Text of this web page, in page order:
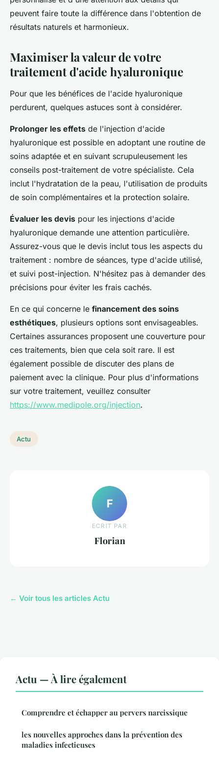
peuvent faire toute la différence dans l'obtention de
résultats naturels et harmonieux.
Maximiser la valeur de votre
traitement d'acide hyaluronique
Pour que les bénéfices de l'acide hyaluronique
perdurent, quelques astuces sont à considérer.
Prolonger les effets de l'injection d'acide
hyaluronique est possible en adoptant une routine de
soins adaptée et en suivant scrupuleusement les
conseils post-traitement de votre spécialiste. Cela
inclut l'hydratation de la peau, l'utilisation de produits
de soin complémentaires et la protection solaire.
Évaluer les devis pour les injections d'acide
hyaluronique demande une attention particulière.
Assurez-vous que le devis inclut tous les aspects du
traitement : nombre de séances, type d'acide utilisé,
et suivi post-injection. N'hésitez pas à demander des
précisions pour éviter les frais cachés.
En ce qui concerne le financement des soins
esthétiques, plusieurs options sont envisageables.
Certaines assurances proposent une couverture pour
ces traitements, bien que cela soit rare. Il est
également possible de discuter des plans de
paiement avec la clinique. Pour plus d'informations
sur votre traitement, veuillez consulter
https://www.medipole.org/injection.
Actu
F
ECRIT PAR
Florian
← Voir tous les articles Actu
Actu — À lire également
Comprendre et échapper au pervers narcissique
les nouvelles approches dans la prévention des
maladies infectieuses